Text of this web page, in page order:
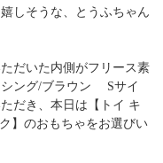
しそうな、とうふちゃん
だいた内側がフリース素
シング/ブラウン Sサイ
だき、本日は【 トイ キ
】のおもちゃをお選びい